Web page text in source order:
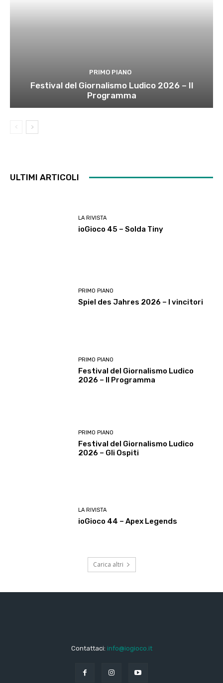
PRIMO PIANO
Festival del Giornalismo Ludico 2026 – Il
Programma
ULTIMI ARTICOLI
LA RIVISTA
ioGioco 45 – Solda Tiny
PRIMO PIANO
Spiel des Jahres 2026 – I vincitori
PRIMO PIANO
Festival del Giornalismo Ludico
2026 – Il Programma
PRIMO PIANO
Festival del Giornalismo Ludico
2026 – Gli Ospiti
LA RIVISTA
ioGioco 44 – Apex Legends
Carica altri
Contattaci: info@iogioco.it